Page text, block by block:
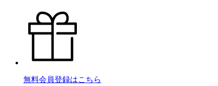
無料会員登録はこちら